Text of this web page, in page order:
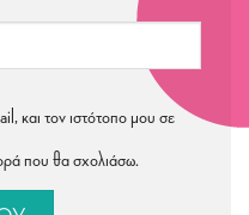
και τον ιστότοπο μου σε
που θα σχολιάσω.